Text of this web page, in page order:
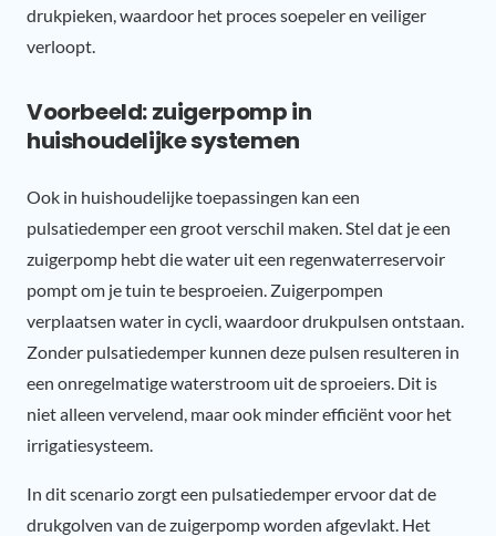
drukpieken, waardoor het proces soepeler en veiliger
verloopt.
Voorbeeld: zuigerpomp in
huishoudelijke systemen
Ook in huishoudelijke toepassingen kan een
pulsatiedemper een groot verschil maken. Stel dat je een
zuigerpomp hebt die water uit een regenwaterreservoir
pompt om je tuin te besproeien. Zuigerpompen
verplaatsen water in cycli, waardoor drukpulsen ontstaan.
Zonder pulsatiedemper kunnen deze pulsen resulteren in
een onregelmatige waterstroom uit de sproeiers. Dit is
niet alleen vervelend, maar ook minder efficiënt voor het
irrigatiesysteem.
In dit scenario zorgt een pulsatiedemper ervoor dat de
drukgolven van de zuigerpomp worden afgevlakt. Het